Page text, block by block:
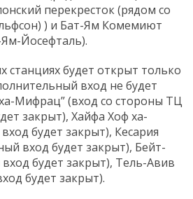
перекресток (рядом со
) и Бат-Ям Комемиют
Йосефталь).
станциях будет открыт только
вход не будет
Мифрац” (вход со стороны ТЦ
закрыт), Хайфа Хоф ха-
будет закрыт), Кесария
вход будет закрыт), Бейт-
будет закрыт), Тель-Авив
будет закрыт).